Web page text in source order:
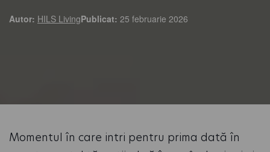
Autor: HILS LivingPublicat: 25 februarie 2026
Momentul în care intri pentru prima dată în